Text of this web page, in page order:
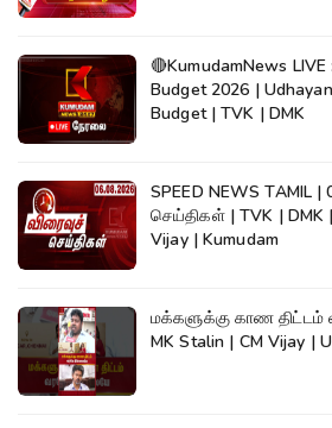
🔴KumudamNews
Budget 2026 |
Budget | TVK | DMK
SPEED NEWS TAMIL |
செய்திகள் | TVK | DMK
Vijay | Kumudam
மக்களுக்கு காண திட்டம்
MK Stalin | CM Vijay |